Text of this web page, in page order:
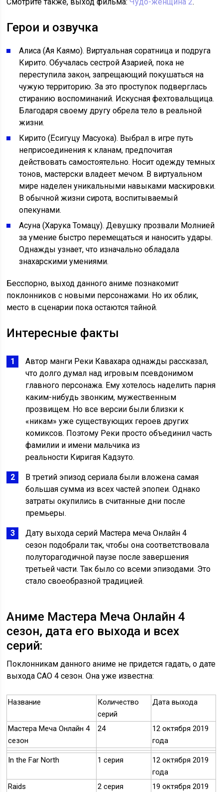
Герои и озвучка
Алиса (Ая Каямо). Виртуальная соратница и подруга
Кирито. Обучалась сестрой Азарией, пока не
переступила закон, запрещающий покушаться на
чужую территорию. За это проступок подверглась
стиранию воспоминаний. Искусная фехтовальщица.
Благодаря своему другу обрела тело в реальной
жизни.
Кирито (Ёсигуцу Масуока). Выбрал в игре путь
неприсоединения к кланам, предпочитая
действовать самостоятельно. Носит одежду темных
тонов, мастерски владеет мечом. В виртуальном
мире наделен уникальными навыками маскировки.
В обычной жизни сирота, воспитываемый
опекунами.
Асуна (Харука Томацу). Девушку прозвали Молнией
за умение быстро перемещаться и наносить удары.
Однажды узнает, что изначально обладала
знахарскими умениями.
Бесспорно, выход данного аниме познакомит
поклонников с новыми персонажами. Но их облик,
место в сценарии пока остаются тайной.
Интересные факты
Автор манги Реки Кавахара однажды рассказал,
что долго думал над игровым псевдонимом
главного персонажа. Ему хотелось наделить парня
каким-нибудь звонким, мужественным
прозвищем. Но все версии были близки к
«никам» уже существующих героев других
комиксов. Поэтому Реки просто объединил часть
фамилии и имени мальчика из
реальности Киригая Кадзуто.
В третий эпизод сериала были вложена самая
большая сумма из всех частей эпопеи. Однако
затраты окупились в считанные дни после
премьеры.
Дату выхода серий Мастера меча Онлайн 4
сезон подобрали так, чтобы она соответствовала
полуторагодичной паузе после завершения
третьей части. Так было со всеми эпизодами. Это
стало своеобразной традицией.
Аниме Мастера Меча Онлайн 4
сезон, дата его выхода и всех
серий:
Поклонникам данного аниме не придется гадать, о дате
выхода САО 4 сезон. Она уже известна:
Название
Количество
серий
Дата выхода
Мастера Меча Онлайн 4
сезон
24
12 октября 2019
года
In the Far North 1 серия
12 октября 2019
года
Raids
2 серия
19 октября 2019